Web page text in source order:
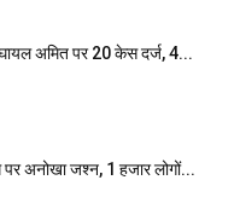
घायल अमित पर 20 केस दर्ज, 4...
अनोखा जश्न, 1 हजार लोगों...